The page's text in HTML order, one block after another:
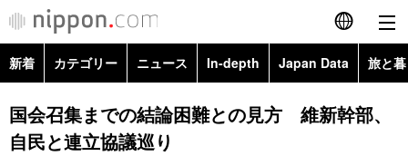
English
简体字
新着 カテゴリー ニュース In-depth Japan Data 旅と
政治・外交
経済・ビジネス
Topics
国会召集までの結論困難との見方 維新幹部、
自民と連立協議巡り